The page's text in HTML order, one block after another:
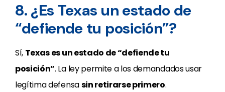
8. ¿Es Texas un estado de
“defiende tu posición”?
Sí, Texas es un estado de “defiende tu
posición”. La ley permite a los demandados usar
legítima defensasin retirarse primero.